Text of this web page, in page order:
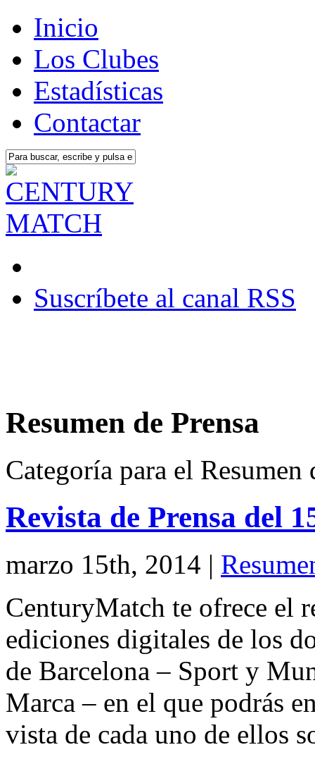
Inicio
Los Clubes
Estadísticas
Contactar
Suscríbete al canal RSS
Resumen de Prensa
Categoría para el Resumen
Revista de Prensa del
marzo 15th, 2014 |
CenturyMatch te ofrece el
ediciones digitales de los
de Barcelona – Sport y
Marca – en el que podrás
vista de cada uno de ellos